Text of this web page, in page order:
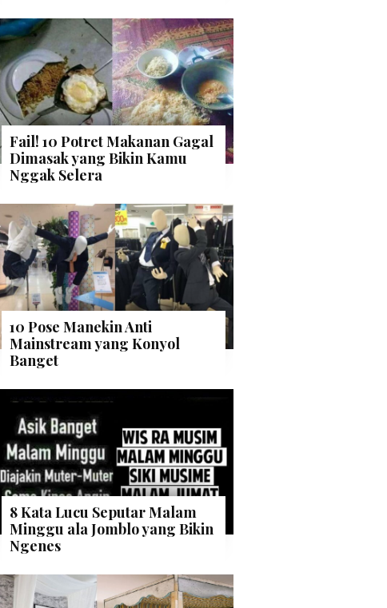
Fail! 10 Potret Makanan Gagal
Dimasak yang Bikin Kamu
Nggak Selera
10 Pose Manekin Anti
Mainstream yang Konyol
Banget
8 Kata Lucu Seputar Malam
Minggu ala Jomblo yang Bikin
Ngenes